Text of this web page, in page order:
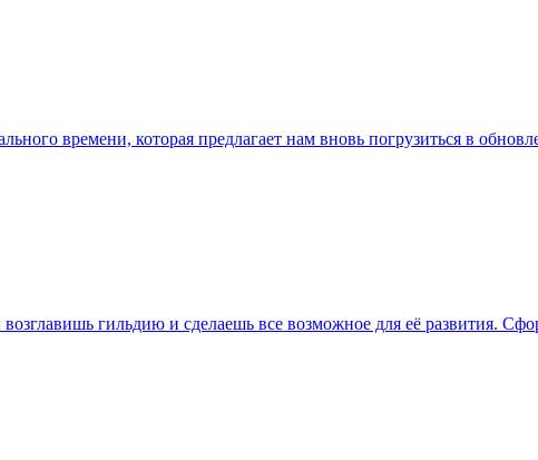
времени, которая предлагает нам вновь погрузиться в
возглавишь гильдию и сделаешь все возможное для её развития.